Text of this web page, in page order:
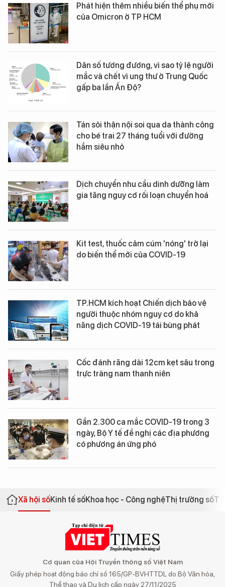
Phát hiện thêm nhiều biến thể phụ mới
của Omicron ở TP HCM
Dân số tương đương, vì sao tỷ lệ người
mắc và chết vì ung thư ở Trung Quốc
gấp ba lần Ấn Độ?
Tán sỏi thận nội soi qua da thành công
cho bé trai 27 tháng tuổi với đường
hầm siêu nhỏ
Dịch chuyển nhu cầu dinh dưỡng làm
gia tăng nguy cơ rối loạn chuyển hoá
Kit test, thuốc cảm cúm 'nóng' trở lại
do biến thể mới của COVID-19
TP.HCM kích hoạt Chiến dịch bảo vệ
người thuộc nhóm nguy cơ do khả
năng dịch COVID-19 tái bùng phát
Cốc đánh răng dài 12cm kẹt sâu trong
trực tràng nam thanh niên
Gần 2.300 ca mắc COVID-19 trong 3
ngày, Bộ Y tế đề nghị các địa phương
có phương án ứng phó
Xã hội sốKinh tế sốKhoa học - Công nghệThị trường số
Cơ quan của Hội Truyền thông số Việt Nam
Giấy phép hoạt động báo chí số 165/GP-BVHTTDL do Bộ Văn hóa,
Thể thao và Du lịch cấp ngày 27/11/2025